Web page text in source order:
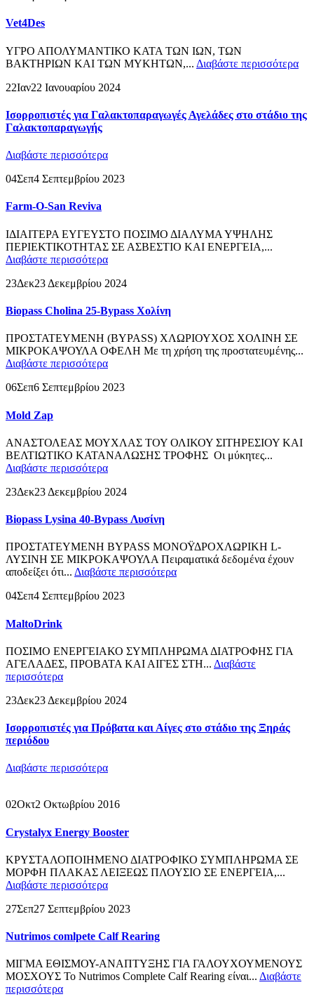
Vet4Des
ΥΓΡΟ ΑΠΟΛΥΜΑΝΤΙΚΟ ΚΑΤΑ ΤΩΝ ΙΩΝ, ΤΩΝ
ΒΑΚΤΗΡΙΩΝ ΚΑΙ ΤΩΝ ΜΥΚΗΤΩΝ,... Διαβάστε περισσότερα
22Ιαν22 Ιανουαρίου 2024
Ισορροπιστές για Γαλακτοπαραγωγές Αγελάδες στο στάδιο της
Γαλακτοπαραγωγής
Διαβάστε περισσότερα
04Σεπ4 Σεπτεμβρίου 2023
Farm-O-San Reviva
ΙΔΙΑΙΤΕΡΑ ΕΥΓΕΥΣΤΟ ΠΟΣΙΜΟ ΔΙΑΛΥΜΑ ΥΨΗΛΗΣ
ΠΕΡΙΕΚΤΙΚΟΤΗΤΑΣ ΣΕ ΑΣΒΕΣΤΙΟ ΚΑΙ ΕΝΕΡΓΕΙΑ,...
Διαβάστε περισσότερα
23Δεκ23 Δεκεμβρίου 2024
Biopass Cholina 25-Bypass Χολίνη
ΠΡΟΣΤΑΤΕΥΜΕΝΗ (BYPASS) ΧΛΩΡΙΟΥΧΟΣ ΧΟΛΙΝΗ ΣΕ
ΜΙΚΡΟΚΑΨΟΥΛΑ ΟΦΕΛΗ Με τη χρήση της προστατευμένης...
Διαβάστε περισσότερα
06Σεπ6 Σεπτεμβρίου 2023
Mold Zap
ΑΝΑΣΤΟΛΕΑΣ ΜΟΥΧΛΑΣ ΤΟΥ ΟΛΙΚΟΥ ΣΙΤΗΡΕΣΙΟΥ ΚΑΙ
ΒΕΛΤΙΩΤΙΚΟ ΚΑΤΑΝΑΛΩΣΗΣ ΤΡΟΦΗΣ Οι μύκητες...
Διαβάστε περισσότερα
23Δεκ23 Δεκεμβρίου 2024
Biopass Lysina 40-Bypass Λυσίνη
ΠΡΟΣΤΑΤΕΥΜΕΝΗ BYPASS ΜΟΝΟΫΔΡΟΧΛΩΡΙΚΗ L-
ΛΥΣΙΝΗ ΣΕ ΜΙΚΡΟΚΑΨΟΥΛΑ Πειραματικά δεδομένα έχουν
αποδείξει ότι... Διαβάστε περισσότερα
04Σεπ4 Σεπτεμβρίου 2023
MaltoDrink
ΠΟΣΙΜΟ ΕΝΕΡΓΕΙΑΚΟ ΣΥΜΠΛΗΡΩΜΑ ΔΙΑΤΡΟΦΗΣ ΓΙΑ
ΑΓΕΛΑΔΕΣ, ΠΡΟΒΑΤΑ ΚΑΙ ΑΙΓΕΣ ΣΤΗ... Διαβάστε
περισσότερα
23Δεκ23 Δεκεμβρίου 2024
Ισορροπιστές για Πρόβατα και Αίγες στο στάδιο της Ξηράς
περιόδου
Διαβάστε περισσότερα
02Οκτ2 Οκτωβρίου 2016
Crystalyx Energy Booster
ΚΡΥΣΤΑΛΟΠΟΙΗΜΕΝΟ ΔΙΑΤΡΟΦΙΚΟ ΣΥΜΠΛΗΡΩΜΑ ΣΕ
ΜΟΡΦΗ ΠΛΑΚΑΣ ΛΕΙΞΕΩΣ ΠΛΟΥΣΙΟ ΣΕ ΕΝΕΡΓΕΙΑ,...
Διαβάστε περισσότερα
27Σεπ27 Σεπτεμβρίου 2023
Nutrimos comlpete Calf Rearing
ΜΙΓΜΑ ΕΘΙΣΜΟΥ-ΑΝΑΠΤΥΞΗΣ ΓΙΑ ΓΑΛΟΥΧΟΥΜΕΝΟΥΣ
ΜΟΣΧΟΥΣ Το Nutrimos Complete Calf Rearing είναι... Διαβάστε
περισσότερα